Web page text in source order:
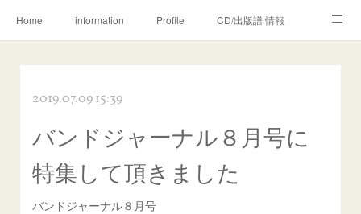
Home information Profile CD/出版譜 情報
木管五重奏カラフル
EWI MEMO
2019.07.09 15:39
バンドジャーナル８月号に
特集して頂きました
バンドジャーナル８月号